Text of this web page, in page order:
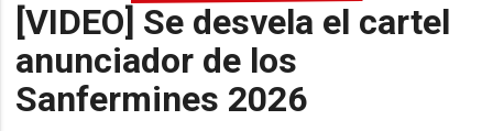
[VIDEO] Se desvela el cartel
anunciador de los
Sanfermines 2026